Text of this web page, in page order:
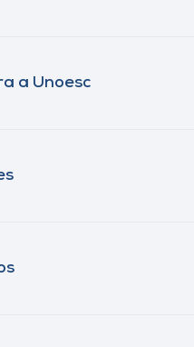
a Unoesc